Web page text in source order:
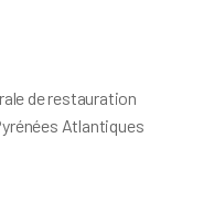
de restauration
Atlantiques